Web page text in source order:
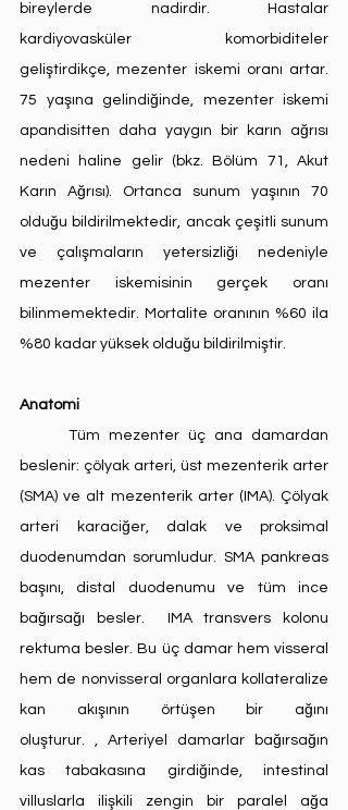
bireylerde nadirdir. Hastalar
kardiyovasküler komorbiditeler
geliştirdikçe, mezenter iskemi oranı artar.
75 yaşına gelindiğinde, mezenter iskemi
apandisitten daha yaygın bir karın ağrısı
nedeni haline gelir (bkz. Bölüm 71, Akut
Karın Ağrısı). Ortanca sunum yaşının 70
olduğu bildirilmektedir, ancak çeşitli sunum
ve çalışmaların yetersizliği nedeniyle
mezenter iskemisinin gerçek oranı
bilinmemektedir. Mortalite oranının %60 ila
%80 kadar yüksek olduğu bildirilmiştir.
Anatomi
beslenir: çölyak arteri, üst mezenterik arter
(SMA) ve alt mezenterik arter (IMA). Çölyak
arteri karaciğer, dalak ve proksimal
duodenumdan sorumludur. SMA pankreas
başını, distal duodenumu ve tüm ince
bağırsağı besler.  IMA transvers kolonu
rektuma besler. Bu üç damar hem visseral
hem de nonvisseral organlara kollateralize
kan akışının örtüşen bir ağını
oluşturur. , Arteriyel damarlar bağırsağın
kas tabakasına girdiğinde, intestinal
villuslarla ilişkili zengin bir paralel ağa